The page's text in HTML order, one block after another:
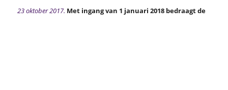
23 oktober 2017. Met ingang van 1 januari 2018 bedraagt de